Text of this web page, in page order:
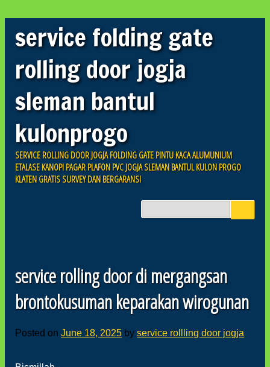
service folding gate
rolling door jogja
sleman bantul
kulonprogo
SERVICE ROLLING DOOR JOGJA FOLDING GATE PINTU KACA ALUMUNIUM
ETALASE KANOPI PAGAR PLAFON PVC JOGJA SLEMAN BANTUL KULON PROGO
KLATEN GRATIS SURVEY DAN BERGARANSI
service rolling door di mergangsan
brontokusuman keparakan wirogunan
Posted onJune 18, 2025 byservice rollling door jogja